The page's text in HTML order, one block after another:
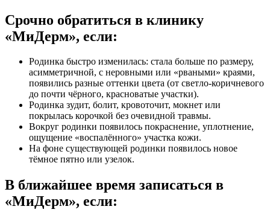
Срочно обратиться в клинику
«МиДерм», если:
Родинка быстро изменилась: стала больше по размеру,
асимметричной, с неровными или «рваными» краями,
появились разные оттенки цвета (от светло‑коричневого
до почти чёрного, красноватые участки).
Родинка зудит, болит, кровоточит, мокнет или
покрылась корочкой без очевидной травмы.
Вокруг родинки появилось покраснение, уплотнение,
ощущение «воспалённого» участка кожи.
На фоне существующей родинки появилось новое
тёмное пятно или узелок.
В ближайшее время записаться в
«МиДерм», если: